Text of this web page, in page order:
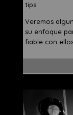
tips.
Veremos
su enfoque
fiable con